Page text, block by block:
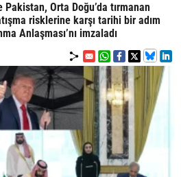
Orta Doğu’da tırmanan
risklerine karşı tarihi bir adım
Anlaşması’nı imzaladı